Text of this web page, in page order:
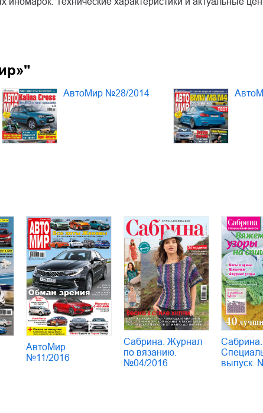
АвтоМир №28/2014
АвтоМир
№11/2016
Сабрина. Журнал
по вязанию.
№04/2016
Сабрина.
выпуск.